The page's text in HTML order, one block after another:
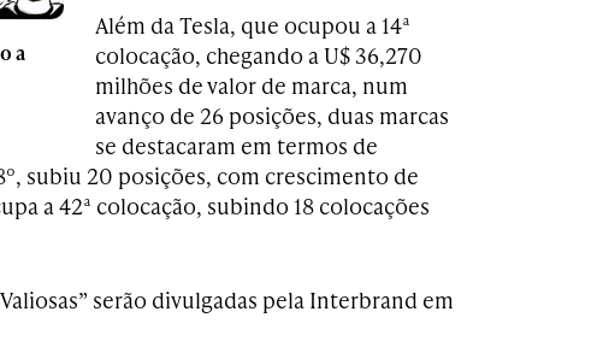
a
Além da Tesla, que ocupou a 14ª
colocação, chegando a U$ 36,270
milhões de valor de marca, num
avanço de 26 posições, duas marcas
se destacaram em termos de
subiu 20 posições, com crescimento de
a 42ª colocação, subindo 18 colocações
serão divulgadas pela Interbrand em